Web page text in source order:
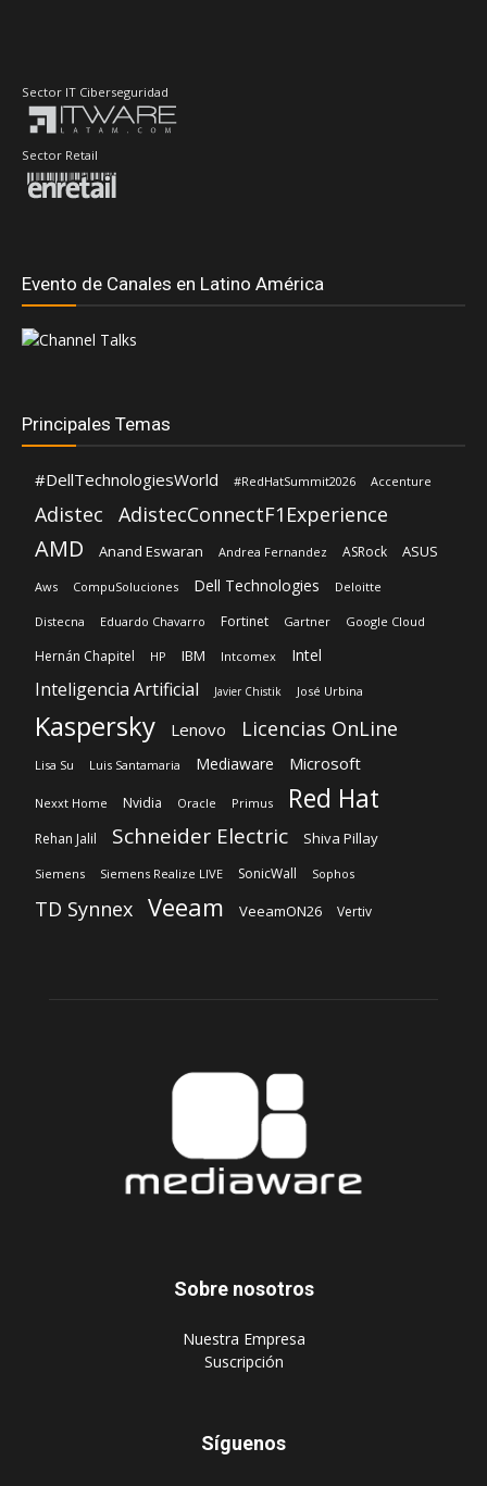
Sector IT Ciberseguridad
Sector Retail
Evento de Canales en Latino América
Principales Temas
#DellTechnologiesWorld #RedHatSummit2026 Accenture
Adistec AdistecConnectF1Experience
AMD Anand Eswaran Andrea Fernandez ASRock ASUS
Aws CompuSoluciones Dell Technologies Deloitte
Distecna Eduardo Chavarro Fortinet Gartner Google Cloud
Hernán Chapitel HP IBM Intcomex Intel
Inteligencia Artificial Javier Chistik José Urbina
Kaspersky Lenovo Licencias OnLine
Lisa Su Luis Santamaria Mediaware Microsoft
Nexxt Home Nvidia Oracle Primus Red Hat
Rehan Jalil Schneider Electric Shiva Pillay
Siemens Siemens Realize LIVE SonicWall Sophos
TD Synnex Veeam VeeamON26 Vertiv
Sobre nosotros
‎Nuestra Empresa
‎Suscripción
Síguenos